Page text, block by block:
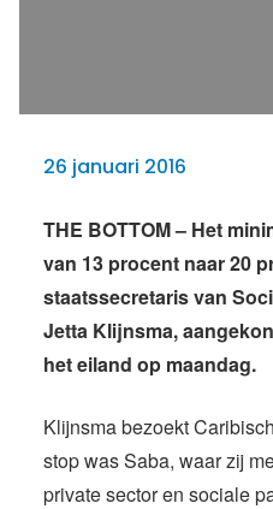
26 januari 2016
THE BOTTOM – Het
van 13 procent naar 20
staatssecretaris van
Jetta Klijnsma,
het eiland op maandag.
Klijnsma bezoekt
stop was Saba, waar zij
private sector en sociale